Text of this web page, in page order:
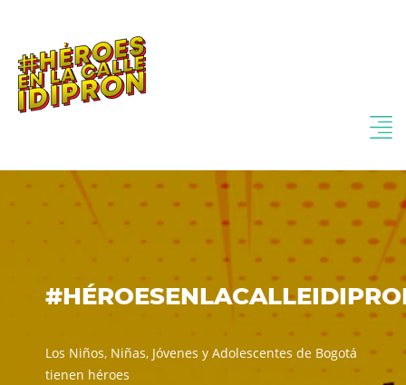
Los Niños, Niñas, Jóvenes y Adolescentes de Bogotá
tienen héroes